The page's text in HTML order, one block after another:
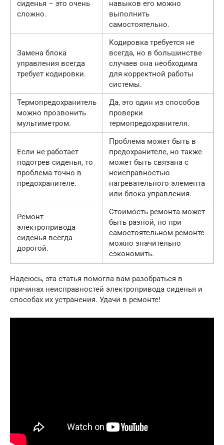
сиденья – это очень
сложно.
навыков его можно
выполнить
самостоятельно.
Замена блока
управления всегда
требует кодировки.
Кодировка требуется не
всегда, но в большинстве
случаев она необходима
для корректной работы
системы.
Термопредохранитель
можно прозвонить
мультиметром.
Да, это один из способов
проверки
термопредохранителя.
Если не работает
подогрев сиденья, то
проблема точно в
предохранителе.
Проблема может быть в
предохранителе, но также
может быть связана с
неисправностью
нагревательного элемента
или блока управления.
Ремонт
электропривода
сиденья всегда
дорогой.
Стоимость ремонта может
быть разной, но при
самостоятельном ремонте
можно значительно
сэкономить.
Надеюсь, эта статья помогла вам разобраться в
причинах неисправностей электропривода сиденья и
способах их устранения. Удачи в ремонте!